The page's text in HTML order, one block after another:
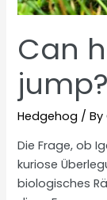
Can
jump?
Hedgehog / By
Die Frage, ob
kuriose
biologisches